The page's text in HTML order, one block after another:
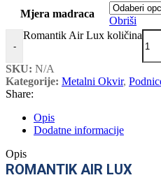
Mjera madraca
Obriši
-
Romantik Air Lux količina
SKU: N/A
Kategorije: Metalni Okvir,
Share:
Opis
Dodatne informacije
Opis
ROMANTIK AIR LUX